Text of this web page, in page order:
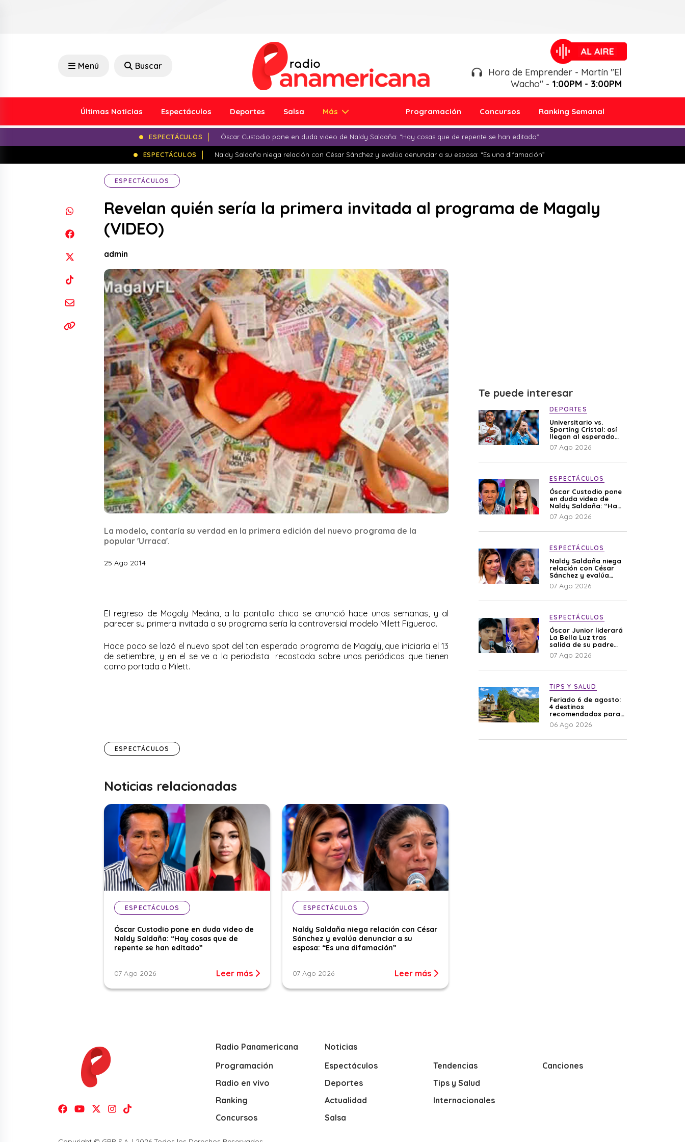
Menú Buscar
Hora de Emprender - Martín "El
Wacho" - 1:00PM - 3:00PM
Últimas Noticias Espectáculos Deportes Salsa Más Programación Concursos Ranking Semanal
ESPECTÁCULOS Óscar Custodio pone en duda video de Naldy Saldaña: “Hay cosas que de repente se han editado”
ESPECTÁCULOS Naldy Saldaña niega relación con César Sánchez y evalúa denunciar a su esposa: “Es una difamación”
ESPECTÁCULOS
Revelan quién sería la primera invitada al programa de Magaly
(VIDEO)
admin
La modelo, contaría su verdad en la primera edición del nuevo programa de la
popular 'Urraca'.
25 Ago 2014
El regreso de Magaly Medina, a la pantalla chica se anunció hace unas semanas, y al
parecer su primera invitada a su programa sería la controversial modelo Milett Figueroa.
Hace poco se lazó el nuevo spot del tan esperado programa de Magaly, que iniciaría el 13
de setiembre, y en el se ve a la periodista recostada sobre unos periódicos que tienen
como portada a Milett.
ESPECTÁCULOS
Noticias relacionadas
ESPECTÁCULOS
Óscar Custodio pone en duda video de
Naldy Saldaña: “Hay cosas que de
repente se han editado”
07 Ago 2026 Leer más
ESPECTÁCULOS
Naldy Saldaña niega relación con César
Sánchez y evalúa denunciar a su
esposa: “Es una difamación”
07 Ago 2026 Leer más
Te puede interesar
DEPORTES
Universitario vs.
Sporting Cristal: así
llegan al esperado
duelo
07 Ago 2026
ESPECTÁCULOS
Óscar Custodio pone
en duda video de
Naldy Saldaña: “Hay
cosas que de repente
se han editado”
07 Ago 2026
ESPECTÁCULOS
Naldy Saldaña niega
relación con César
Sánchez y evalúa
denunciar a su
esposa: “Es una
07 Ago 2026
ESPECTÁCULOS
Óscar Junior liderará
La Bella Luz tras
salida de su padre
por polémica con
Naldy Saldaña
07 Ago 2026
TIPS Y SALUD
Feriado 6 de agosto:
4 destinos
recomendados para
disfrutar el descanso
06 Ago 2026
Radio Panamericana
Programación
Radio en vivo
Ranking
Concursos
Noticias
Espectáculos
Deportes
Actualidad
Salsa
Tendencias
Tips y Salud
Internacionales
Canciones